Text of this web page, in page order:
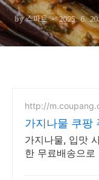
by 스파트 2025. 6.
http://
가지나물 쿠팡
가지나물, 입맛
한 무료배송으로